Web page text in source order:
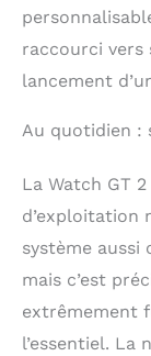
raccourci vers
lancement
Au quotidien :
La Watch GT
d’exploitation
système aussi
mais c’est
extrêmement
l’essentiel. La